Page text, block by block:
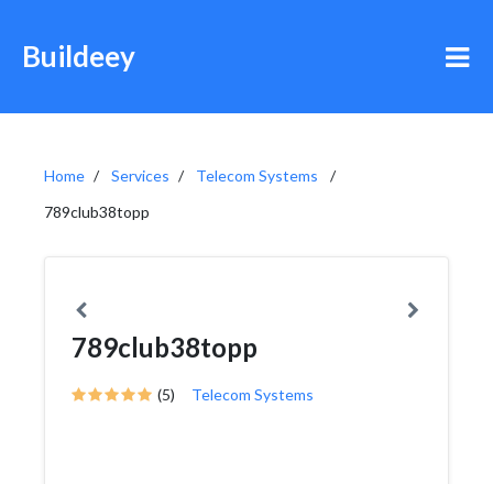
Buildeey
Home Services
Telecom Systems
789club38topp
789club38topp
(5) Telecom Systems